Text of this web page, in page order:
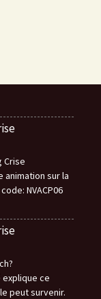
Crise
animation sur la
NVACP06
explique ce
peut survenir.